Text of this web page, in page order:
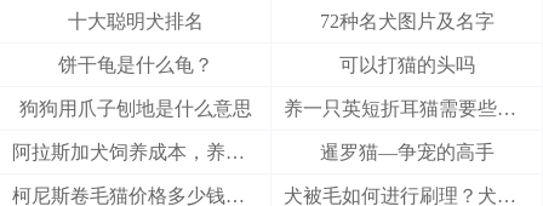
十大聪明犬排名 72种名犬图片及名字
饼干龟是什么龟？ 可以打猫的头吗
狗狗用爪子刨地是什么意思 养一只英短折耳猫需要些什么
阿拉斯加犬饲养成本，养阿拉斯加犬一个月要多少钱？ 暹罗猫—争宠的高手
柯尼斯卷毛猫价格多少钱？柯尼斯卷毛猫的介绍 犬被毛如何进行刷理？犬被毛刷理方法！